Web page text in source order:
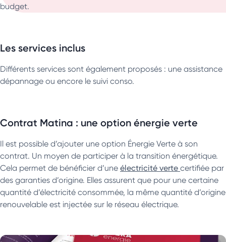
budget.
Les services inclus
Différents services sont également proposés : une assistance
dépannage ou encore le suivi conso.
Contrat Matina : une option énergie verte
Il est possible d’ajouter une option Énergie Verte à son
contrat. Un moyen de participer à la transition énergétique.
Cela permet de bénéficier d’une électricité verte certifiée par
des garanties d’origine. Elles assurent que pour une certaine
quantité d’électricité consommée, la même quantité d’origine
renouvelable est injectée sur le réseau électrique.